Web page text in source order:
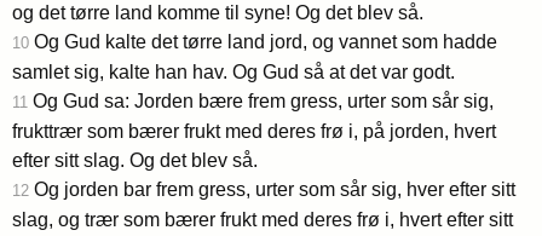
og det tørre land komme til syne! Og det blev så.
10 Og Gud kalte det tørre land jord, og vannet som hadde
samlet sig, kalte han hav. Og Gud så at det var godt.
11 Og Gud sa: Jorden bære frem gress, urter som sår sig,
frukttrær som bærer frukt med deres frø i, på jorden, hvert
efter sitt slag. Og det blev så.
12 Og jorden bar frem gress, urter som sår sig, hver efter sitt
slag, og trær som bærer frukt med deres frø i, hvert efter sitt